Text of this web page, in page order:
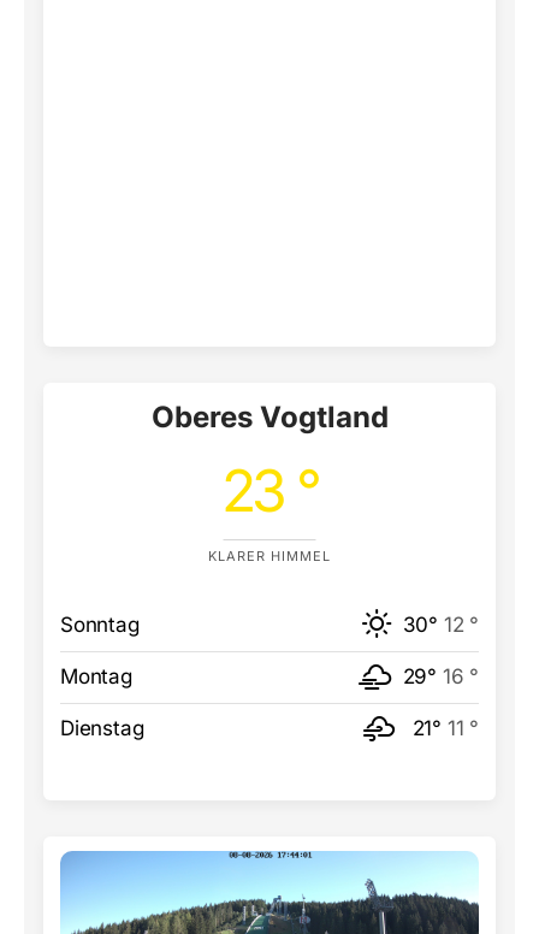
Oberes Vogtland
23 °
KLARER HIMMEL
Sonntag 30° 12 °
Montag 29° 16 °
Dienstag 21° 11 °